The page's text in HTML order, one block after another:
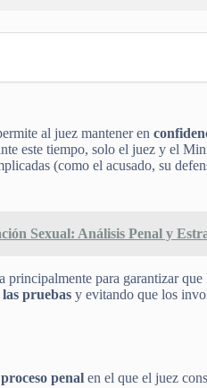
al juez mantener en
este tiempo, solo el juez y el
(como el acusado, su
Sexual: Análisis Penal y
principalmente para garantizar
pruebas y evitando que los
proceso penal en el que el juez